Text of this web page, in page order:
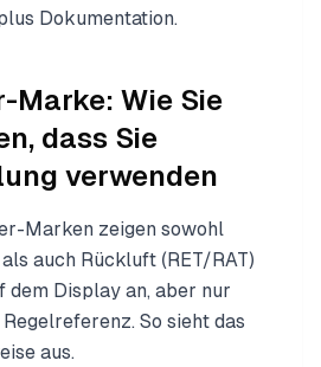
Dokumentation.
Marke: Wie Sie
dass Sie
verwenden
Marken zeigen sowohl
auch Rückluft (RET/RAT)
dem Display an, aber nur
So sieht das
aus.